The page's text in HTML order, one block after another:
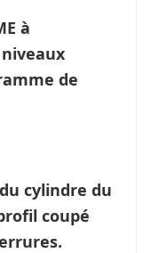
à
de
cylindre du
coupé